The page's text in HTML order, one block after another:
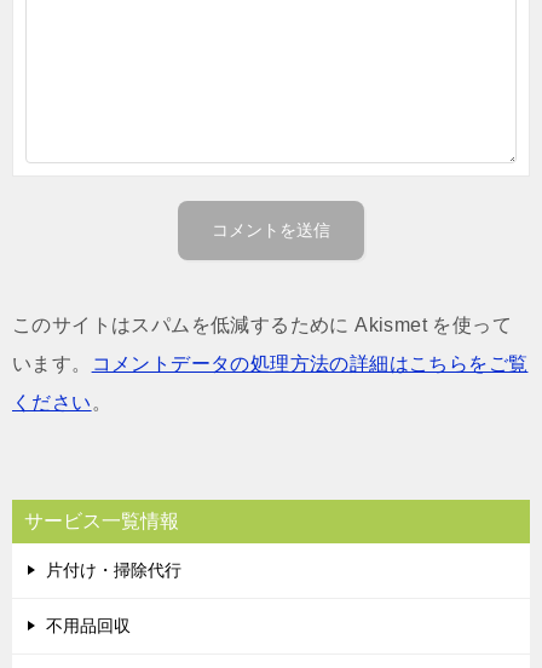
このサイトはスパムを低減するために Akismet を使って
います。
コメントデータの処理方法の詳細はこちらをご覧
ください 。
サービス一覧情報
片付け・掃除代行
不用品回収